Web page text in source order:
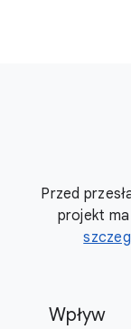
Przed
projekt
Wpływ